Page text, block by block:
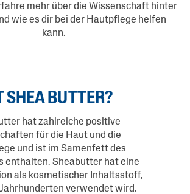
mehr über die Wissenschaft hinter
wie es dir bei der Hautpflege helfen
kann.
SHEA BUTTER?
hat zahlreiche positive
für die Haut und die
und ist im Samenfett des
enthalten. Sheabutter hat eine
als kosmetischer Inhaltsstoff,
verwendet wird.